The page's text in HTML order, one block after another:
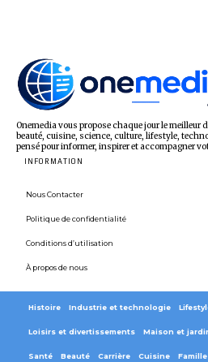
Onemedia vous propose chaque jour le meilleur
beauté, cuisine, science, culture, lifestyle,
pensé pour informer, inspirer et accompagner
INFORMATION
Nous Contacter
Politique de confidentialité
Conditions d’utilisation
À propos de nous
Histoire Industrie et technologie
Loisirs et divertissements Maison et
Santé Beauté Carrière Cuisine Famille